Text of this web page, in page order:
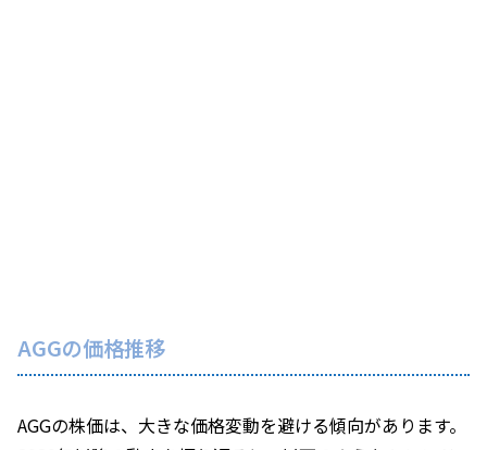
AGGの価格推移
AGGの株価は、大きな価格変動を避ける傾向があります。